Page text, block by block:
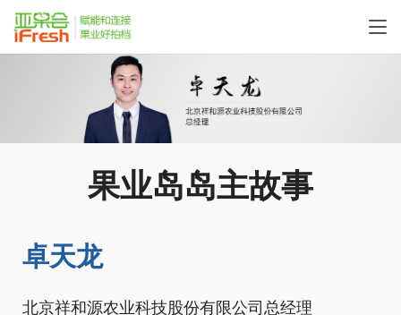
果业岛岛主故事
卓天龙
北京祥和源农业科技股份有限公司总经理